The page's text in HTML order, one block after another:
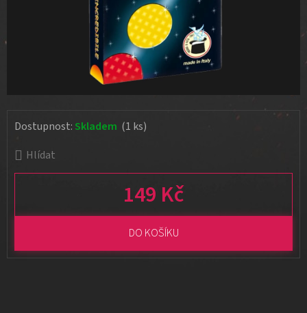
Hlídat
149 Kč
Měrná cena:
DO KOŠÍKU
Dostupnost: Skladem (1 ks)